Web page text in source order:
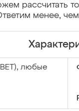
рассчитать
менее,
любые